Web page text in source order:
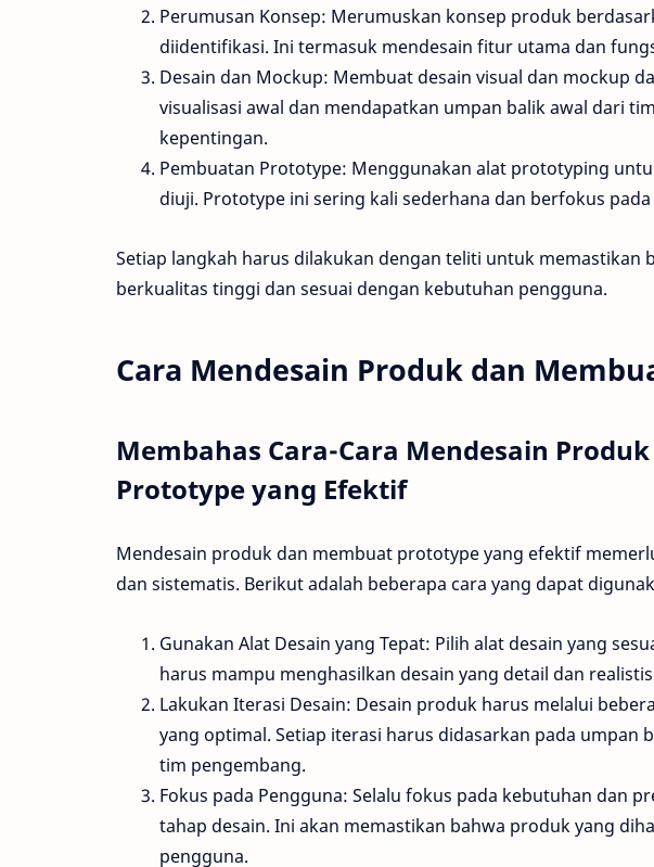
Perumusan Konsep: Merumuskan konsep produk
diidentifikasi. Ini termasuk mendesain fitur utama dan
Desain dan Mockup: Membuat desain visual dan mockup
visualisasi awal dan mendapatkan umpan balik awal dari
kepentingan.
Pembuatan Prototype: Menggunakan alat prototyping
diuji. Prototype ini sering kali sederhana dan berfokus
Setiap langkah harus dilakukan dengan teliti untuk memastikan
berkualitas tinggi dan sesuai dengan kebutuhan pengguna.
Cara Mendesain Produk dan
Membahas Cara-Cara Mendesain
Prototype yang Efektif
Mendesain produk dan membuat prototype yang efektif
dan sistematis. Berikut adalah beberapa cara yang dapat
Gunakan Alat Desain yang Tepat: Pilih alat desain yang
harus mampu menghasilkan desain yang detail dan
Lakukan Iterasi Desain: Desain produk harus melalui
yang optimal. Setiap iterasi harus didasarkan pada umpan
tim pengembang.
Fokus pada Pengguna: Selalu fokus pada kebutuhan dan
tahap desain. Ini akan memastikan bahwa produk yang
pengguna.